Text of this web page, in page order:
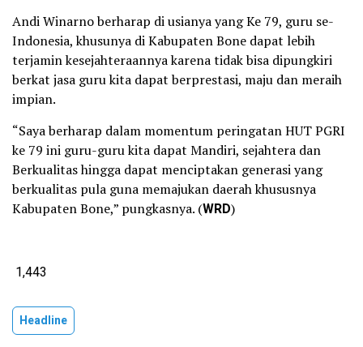
Andi Winarno berharap di usianya yang Ke 79, guru se-
Indonesia, khusunya di Kabupaten Bone dapat lebih
terjamin kesejahteraannya karena tidak bisa dipungkiri
berkat jasa guru kita dapat berprestasi, maju dan meraih
impian.
“Saya berharap dalam momentum peringatan HUT PGRI
ke 79 ini guru-guru kita dapat Mandiri, sejahtera dan
Berkualitas hingga dapat menciptakan generasi yang
berkualitas pula guna memajukan daerah khususnya
Kabupaten Bone,” pungkasnya. (WRD)
1,443
Headline